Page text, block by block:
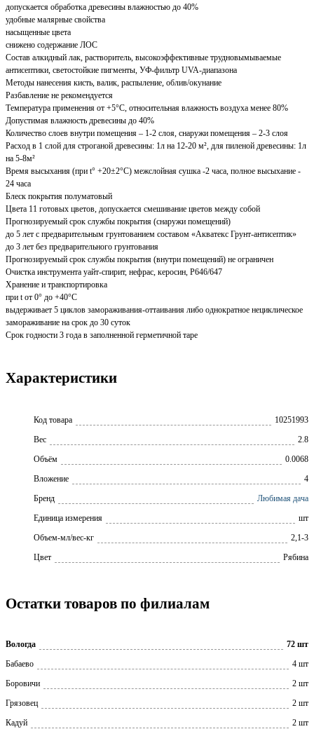
допускается обработка древесины влажностью до 40%
удобные малярные свойства
насыщенные цвета
снижено содержание ЛОС
Состав алкидный лак, растворитель, высокоэффективные трудновымываемые
антисептики, светостойкие пигменты, УФ-фильтр UVA-диапазона
Методы нанесения кисть, валик, распыление, облив/окунание
Разбавление не рекомендуется
Температура применения от +5°С, относительная влажность воздуха менее 80%
Допустимая влажность древесины до 40%
Количество слоев внутри помещения – 1-2 слоя, снаружи помещения – 2-3 слоя
Расход в 1 слой для строганой древесины: 1л на 12-20 м², для пиленой древесины: 1л
на 5-8м²
Время высыхания (при t° +20±2°C) межслойная сушка -2 часа, полное высыхание -
24 часа
Блеск покрытия полуматовый
Цвета 11 готовых цветов, допускается смешивание цветов между собой
Прогнозируемый срок службы покрытия (снаружи помещений)
до 5 лет с предварительным грунтованием составом «Акватекс Грунт-антисептик»
до 3 лет без предварительного грунтования
Прогнозируемый срок службы покрытия (внутри помещений) не ограничен
Очистка инструмента уайт-спирит, нефрас, керосин, Р646/647
Хранение и транспортировка
при t от 0° до +40°С
выдерживает 5 циклов замораживания-оттаивания либо однократное нециклическое
замораживание на срок до 30 суток
Срок годности 3 года в заполненной герметичной таре
Характеристики
Код товара
10251993
Вес
2.8
Объём
0.0068
Вложение
4
Бренд
Любимая дача
Единица измерения
шт
Объем-мл/вес-кг
2,1-3
Цвет
Рябина
Остатки товаров по филиалам
Вологда
72 шт
Бабаево
4 шт
Боровичи
2 шт
Грязовец
2 шт
Кадуй
2 шт